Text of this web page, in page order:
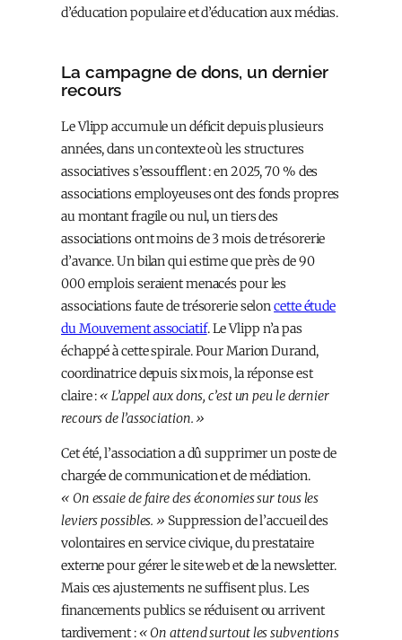
d’éducation populaire et d’éducation aux médias.
La campagne de dons, un dernier
recours
Le Vlipp accumule un déficit depuis plusieurs
années, dans un contexte où les structures
associatives s’essoufflent : en 2025, 70 % des
associations employeuses ont des fonds propres
au montant fragile ou nul, un tiers des
associations ont moins de 3 mois de trésorerie
d’avance. Un bilan qui estime que près de 90
000 emplois seraient menacés pour les
associations faute de trésorerie seloncette étude
du Mouvement associatif. Le Vlipp n’a pas
échappé à cette spirale. Pour Marion Durand,
coordinatrice depuis six mois, la réponse est
claire :« L’appel aux dons, c’est un peu le dernier
recours de l’association. »
Cet été, l’association a dû supprimer un poste de
chargée de communication et de médiation.
« On essaie de faire des économies sur tous les
leviers possibles. » Suppression de l’accueil des
volontaires en service civique, du prestataire
externe pour gérer le site web et de la newsletter.
Mais ces ajustements ne suffisent plus. Les
financements publics se réduisent ou arrivent
tardivement :« On attend surtout les subventions